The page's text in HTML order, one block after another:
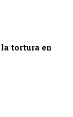
tortura en